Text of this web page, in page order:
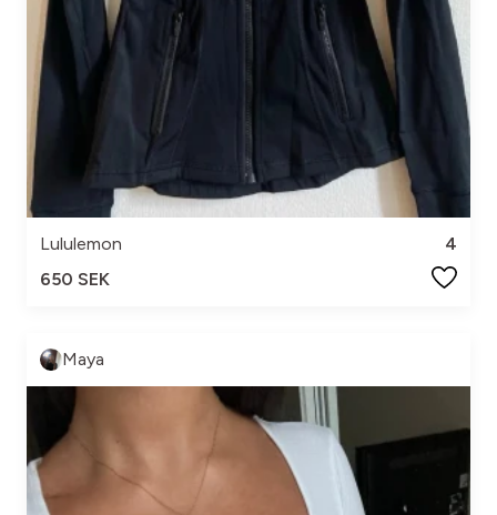
Lululemon
4
650 SEK
Maya